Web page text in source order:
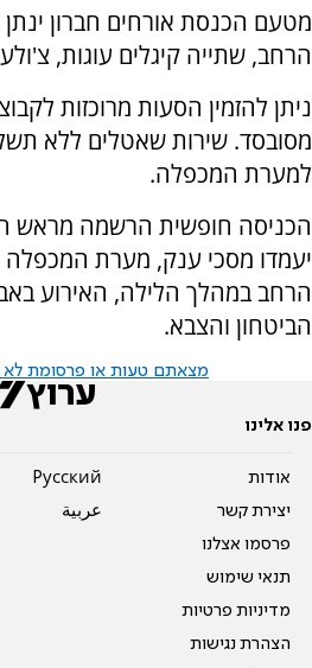
מטעם הכנסת אורחים חברון ינתן
הרחב, שתייה קיגלים עוגות,
ניתן להזמין הסעות מרוכזות
מסובסד. שירות שאטלים ללא
למערת המכפלה.
הכניסה חופשית הרשמה מראש
יעמדו מסכי ענק, מערת המכפלה
הרחב במהלך הלילה, האירוע
הביטחון והצבא.
מצאתם טעות או פרסומת לא
פנו אלינו
אודות
יצירת קשר
פרסמו אצלנו
תנאי שימוש
מדיניות פרטיות
הצהרת נגישות
Pусский
عربية